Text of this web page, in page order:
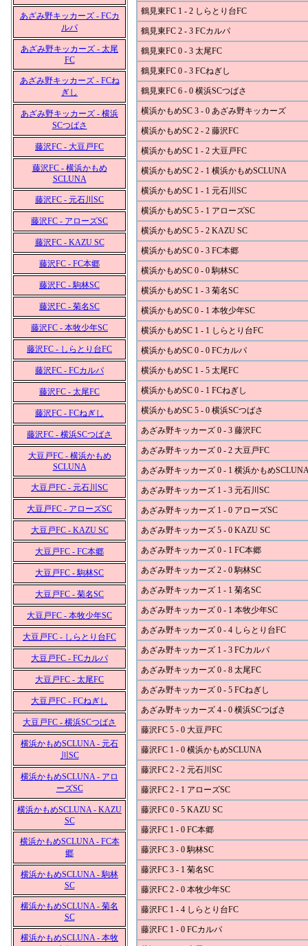
あざみ野キッカーズ - FCカ
ルパ
あざみ野キッカーズ - 太尾
FC
あざみ野キッカーズ - FCね
ぎし
あざみ野キッカーズ - 横浜
SCつばさ
藤沢FC - 大豆戸FC
藤沢FC - 横浜かもめ
SCLUNA
藤沢FC - 元石川SC
藤沢FC - アローズSC
藤沢FC - KAZU SC
藤沢FC - FC本郷
藤沢FC - 駒林SC
藤沢FC - 菊名SC
藤沢FC - 本牧少年SC
藤沢FC - しらとり台FC
藤沢FC - FCカルパ
藤沢FC - 太尾FC
藤沢FC - FCねぎし
藤沢FC - 横浜SCつばさ
大豆戸FC - 横浜かもめ
SCLUNA
大豆戸FC - 元石川SC
大豆戸FC - アローズSC
大豆戸FC - KAZU SC
大豆戸FC - FC本郷
大豆戸FC - 駒林SC
大豆戸FC - 菊名SC
大豆戸FC - 本牧少年SC
大豆戸FC - しらとり台FC
大豆戸FC - FCカルパ
大豆戸FC - 太尾FC
大豆戸FC - FCねぎし
大豆戸FC - 横浜SCつばさ
横浜かもめSCLUNA - 元石
川SC
横浜かもめSCLUNA - アロ
ーズSC
横浜かもめSCLUNA - KAZU
SC
横浜かもめSCLUNA - FC本
郷
横浜かもめSCLUNA - 駒林
SC
横浜かもめSCLUNA - 菊名
SC
横浜かもめSCLUNA - 本牧
鶴見東FC 1 - 2 しらとり台FC
鶴見東FC 2 - 3 FCカルパ
鶴見東FC 0 - 3 太尾FC
鶴見東FC 0 - 3 FCねぎし
鶴見東FC 6 - 0 横浜SCつばさ
横浜かもめSC 3 - 0 あざみ野キッカーズ
横浜かもめSC 2 - 2 藤沢FC
横浜かもめSC 1 - 2 大豆戸FC
横浜かもめSC 2 - 1 横浜かもめSCLUNA
横浜かもめSC 1 - 1 元石川SC
横浜かもめSC 5 - 1 アローズSC
横浜かもめSC 5 - 2 KAZU SC
横浜かもめSC 0 - 3 FC本郷
横浜かもめSC 0 - 0 駒林SC
横浜かもめSC 1 - 3 菊名SC
横浜かもめSC 0 - 1 本牧少年SC
横浜かもめSC 1 - 1 しらとり台FC
横浜かもめSC 0 - 0 FCカルパ
横浜かもめSC 1 - 5 太尾FC
横浜かもめSC 0 - 1 FCねぎし
横浜かもめSC 5 - 0 横浜SCつばさ
あざみ野キッカーズ 0 - 3 藤沢FC
あざみ野キッカーズ 0 - 2 大豆戸FC
あざみ野キッカーズ 0 - 1 横浜かもめ
あざみ野キッカーズ 1 - 3 元石川SC
あざみ野キッカーズ 1 - 0 アローズSC
あざみ野キッカーズ 5 - 0 KAZU SC
あざみ野キッカーズ 0 - 1 FC本郷
あざみ野キッカーズ 2 - 0 駒林SC
あざみ野キッカーズ 1 - 1 菊名SC
あざみ野キッカーズ 0 - 1 本牧少年SC
あざみ野キッカーズ 0 - 4 しらとり台FC
あざみ野キッカーズ 1 - 3 FCカルパ
あざみ野キッカーズ 0 - 8 太尾FC
あざみ野キッカーズ 0 - 5 FCねぎし
あざみ野キッカーズ 4 - 0 横浜SCつばさ
藤沢FC 5 - 0 大豆戸FC
藤沢FC 1 - 0 横浜かもめSCLUNA
藤沢FC 2 - 2 元石川SC
藤沢FC 2 - 1 アローズSC
藤沢FC 0 - 5 KAZU SC
藤沢FC 1 - 0 FC本郷
藤沢FC 3 - 0 駒林SC
藤沢FC 3 - 1 菊名SC
藤沢FC 2 - 0 本牧少年SC
藤沢FC 1 - 4 しらとり台FC
藤沢FC 1 - 0 FCカルパ